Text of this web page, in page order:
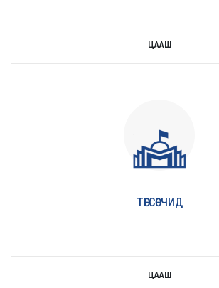
ЦААШ
ТӨГСӨГЧИД
ЦААШ